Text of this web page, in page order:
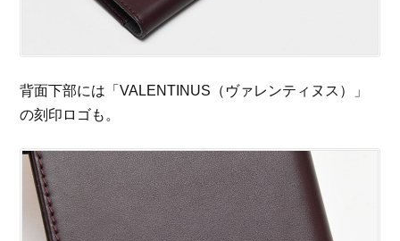
背面下部には「VALENTINUS（ヴァレンティヌス）」
の刻印ロゴも。